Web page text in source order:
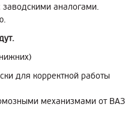
аналогами.
для корректной работы
механизмами от ВАЗ